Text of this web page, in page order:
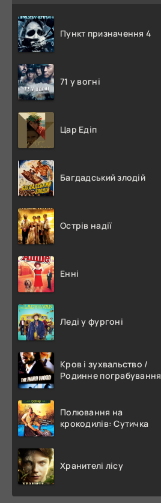
Пункт призначення 4
71 у вогні
Цар Едіп
Багдадський злодій
Острів надії
Енні
Леді у фургоні
Кров і зухвальство /
Родинне пограбування
Полювання на
крокодилів: Сутичка
Хранителі лісу